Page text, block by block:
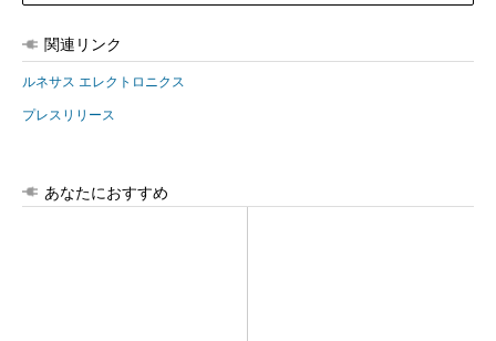
関連リンク
ルネサス エレクトロニクス
プレスリリース
あなたにおすすめ